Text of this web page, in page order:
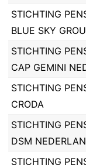
STICHTING
BLUE SKY
STICHTING
CAP GEMINI
STICHTING
CRODA
STICHTING
DSM
STICHTING